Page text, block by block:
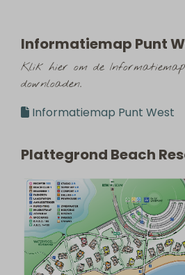
Informatiemap Punt
Klik hier om de
downloaden.
Informatiemap Punt West
Plattegrond Beach